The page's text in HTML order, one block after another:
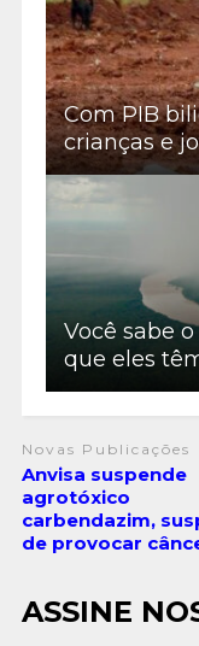
Com PIB
crianças e
Você sabe
que eles
Novas Publicações
Anvisa suspende
agrotóxico
carbendazim,
de provocar
ASSINE